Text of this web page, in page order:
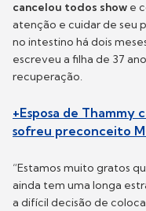
cancelou todos show e
atenção e cuidar de seu
no intestino há dois
escreveu a filha de 37
recuperação.
+Esposa de Thammy
sofreu preconceito
“Estamos muito gratos
ainda tem uma longa
a difícil decisão de